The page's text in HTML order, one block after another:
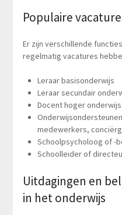
Populaire
Er zijn verschillende
regelmatig vacatures
Leraar basisonderwijs
Leraar secundair
Docent hoger onderwijs
medewerkers,
Schoolpsycholoog of -
Schoolleider of
Uitdagingen en
in het onderwijs